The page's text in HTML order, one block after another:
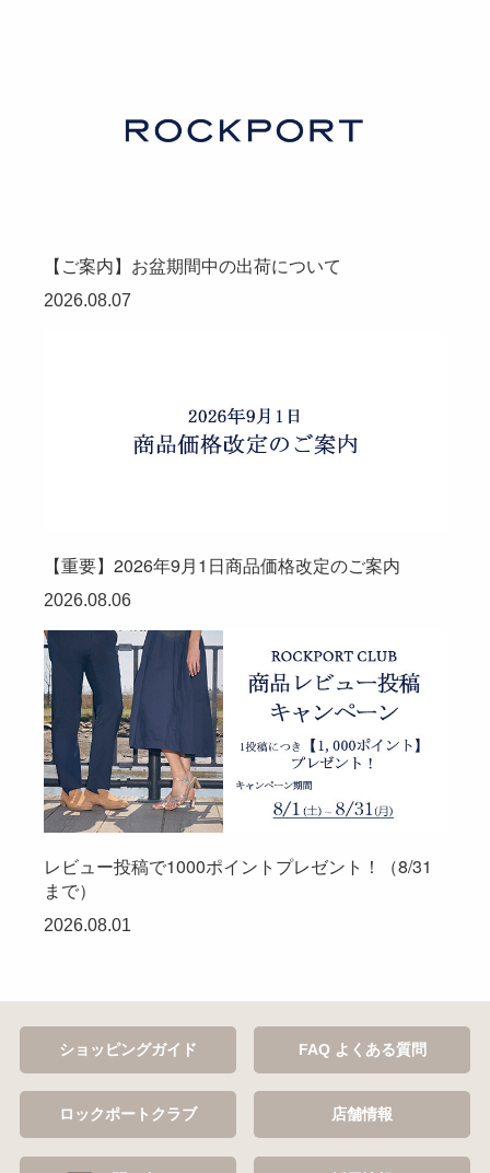
【ご案内】お盆期間中の出荷について
2026.08.07
【重要】2026年9月1日商品価格改定のご案内
2026.08.06
レビュー投稿で1000ポイントプレゼント！（8/31
まで）
2026.08.01
ショッピングガイド FAQ よくある質問
ロックポートクラブ 店舗情報